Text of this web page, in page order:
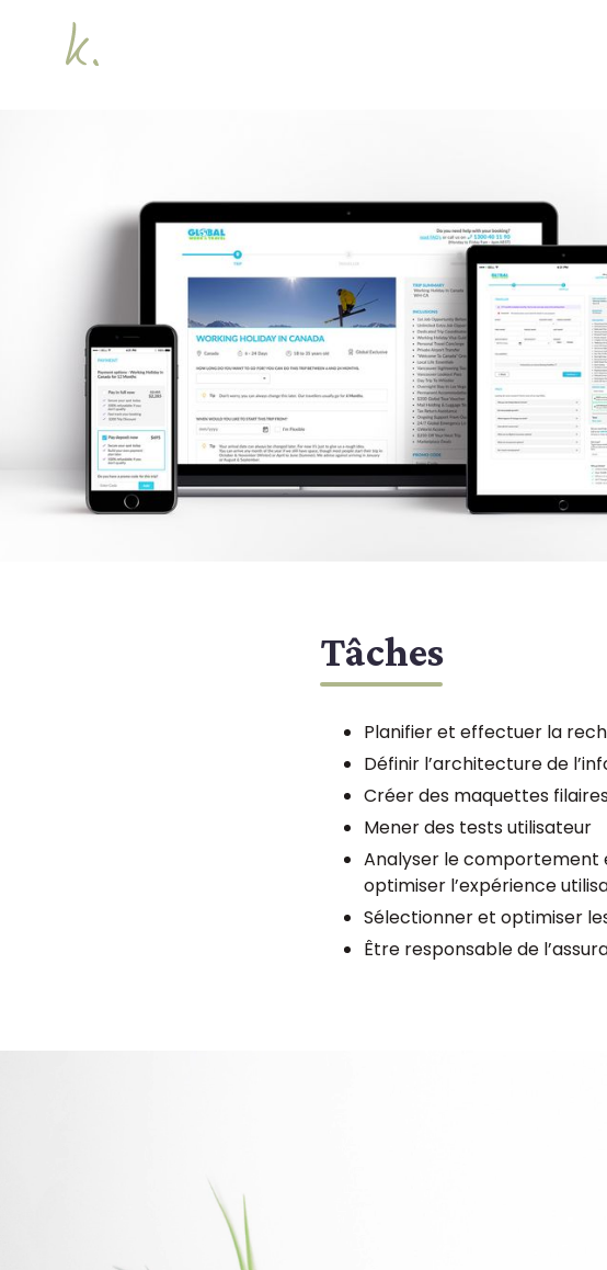
Tâches
Planifier et effectuer la
Définir l’architecture de
Créer des maquettes
Mener des tests utilisateur
Analyser le comportement
optimiser l’expérience
Sélectionner et optimiser
Être responsable de